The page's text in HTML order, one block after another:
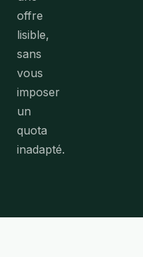
offre
lisible,
sans
vous
imposer
un
quota
inadapté.